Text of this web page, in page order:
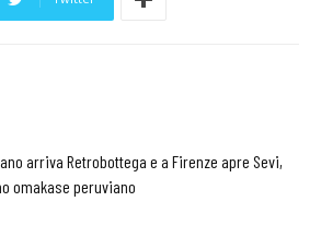
arriva Retrobottega e a Firenze apre Sevi,
omakase peruviano